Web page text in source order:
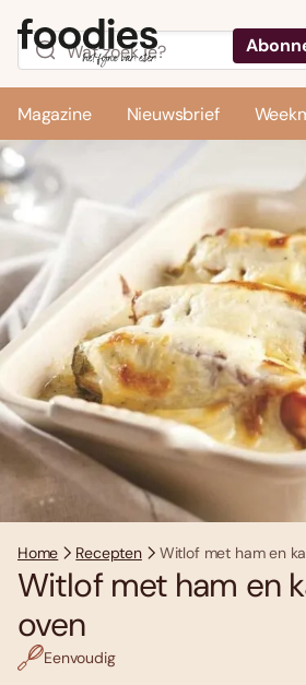
Magazine Nieuwsbrief
Home Recepten Witlof met ham en
Witlof met ham en
oven
Eenvoudig